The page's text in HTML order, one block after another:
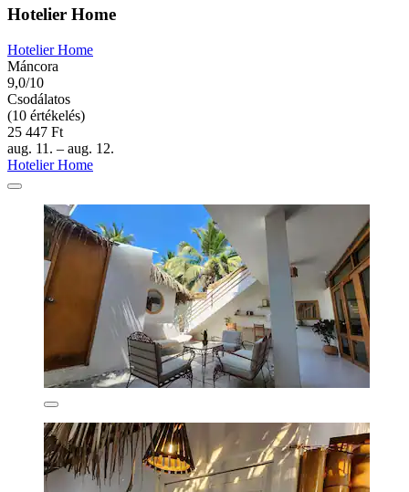
Hotelier Home
Hotelier Home
Máncora
9,0/10
Csodálatos
(10 értékelés)
25 447 Ft
aug. 11. – aug. 12.
Hotelier Home